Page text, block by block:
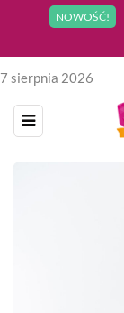
NOWOŚĆ!
7 sierpnia 2026